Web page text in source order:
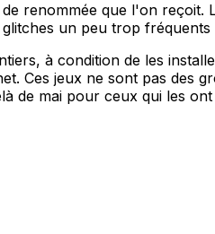
renommée que l'on reçoit.
un peu trop
à condition de les
Ces jeux ne sont pas des
de mai pour ceux qui les ont